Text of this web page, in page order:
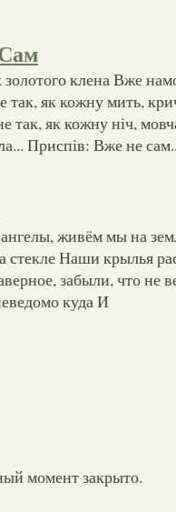
золотого клена Вже
так, як кожну мить,
так, як кожну ніч,
Приспів: Вже не
живём мы на
стекле Наши крылья
забыли, что не
куда И
момент закрыто.